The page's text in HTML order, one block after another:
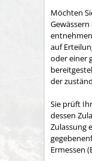
Möchten
auf
oder einer
der
Sie prüft
dessen
Zulassung
Ermessen